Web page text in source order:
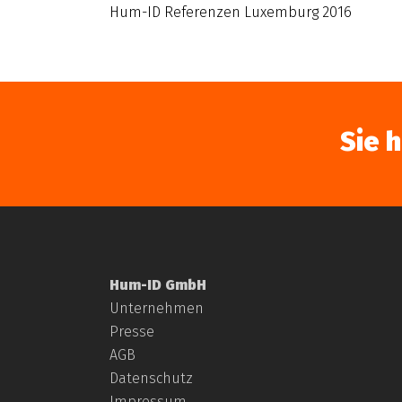
Hum-ID Referenzen Luxemburg 2016
Sie
Hum-ID GmbH
Unternehmen
Presse
AGB
Datenschutz